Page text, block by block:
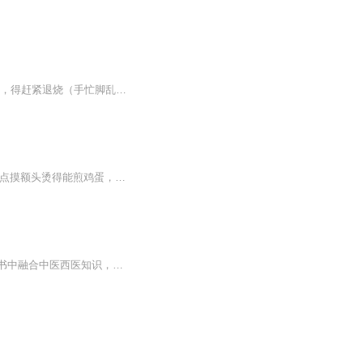
嗯？宝宝咋这么烫？？？该不会是发烧了吧！（赶紧掏出体温计……)啊！真的发烧了！不行，得赶紧退烧（手忙脚乱……）可是有效的退热方法都有哪些？不同程度的发热，所用的退热方式一样吗？退到什么程度比较合适呢？高热会不会烧坏孩子？这些问题的答案，往...
中医发烧怎么办半夜烧成红孩儿？老中医教你三招退烧不掐架 （开头场景化切入） 凌晨三点摸额头烫得能煎鸡蛋，体温计直接飙到39度，这时候你只有两个选择：要么冲去医院排三小时队，要么摸出老祖宗留下的退烧秘籍。别急，今天就让这个被《伤寒论》腌...
《积食发烧怎么退烧》系列专辑，由医学爱好者、健康管理师、电子书写作高手倾力打造。书中融合中医西医知识，教你如何应对孩子积食发烧。逻辑严密，系统性强，用最简单的语言，轻松解决育儿难题。快来学习吧，让我们一起成为育儿达人！育儿知识 健康管理